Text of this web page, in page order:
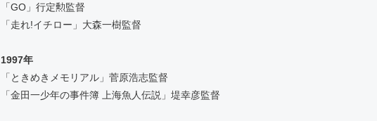
「GO」行定勲監督
「走れ!イチロー」大森一樹監督
1997年
「ときめきメモリアル」菅原浩志監督
「金田一少年の事件簿 上海魚人伝説」堤幸彦監督